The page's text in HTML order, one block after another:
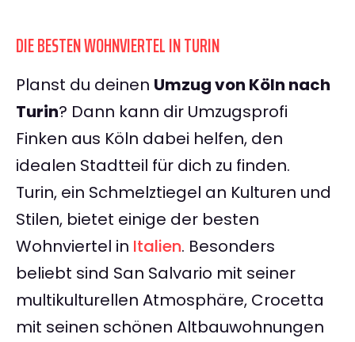
DIE BESTEN WOHNVIERTEL IN TURIN
Planst du deinen Umzug von Köln nach
Turin? Dann kann dir Umzugsprofi
Finken aus Köln dabei helfen, den
idealen Stadtteil für dich zu finden.
Turin, ein Schmelztiegel an Kulturen und
Stilen, bietet einige der besten
Wohnviertel in Italien. Besonders
beliebt sind San Salvario mit seiner
multikulturellen Atmosphäre, Crocetta
mit seinen schönen Altbauwohnungen